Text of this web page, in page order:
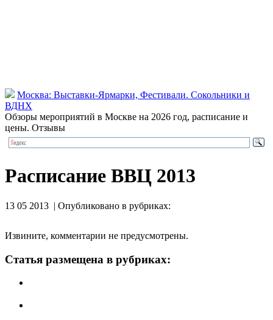
Москва: Выставки-Ярмарки, Фестивали. Сокольники и
ВДНХ
Обзоры мероприятий в Москве на 2026 год, расписание и
цены. Отзывы
Расписание ВВЦ 2013
13 05 2013 | Опубликовано в рубриках:
Извините, комментарии не предусмотрены.
Статья размещена в рубриках: